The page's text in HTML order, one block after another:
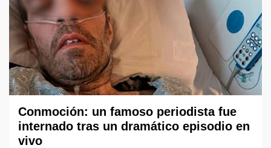
Conmoción: un famoso periodista fue
internado tras un dramático episodio en
vivo